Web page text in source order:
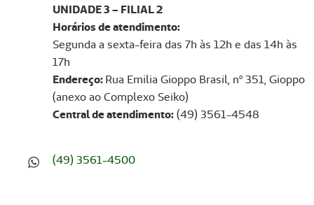
UNIDADE 3 – FILIAL 2
Horários de atendimento:
Segunda a sexta-feira das 7h às 12h e das 14h às
17h
Endereço:Rua Emilia Gioppo Brasil, nº 351, Gioppo
(anexo ao Complexo Seiko)
Central de atendimento:(49) 3561-4548
(49) 3561-4500